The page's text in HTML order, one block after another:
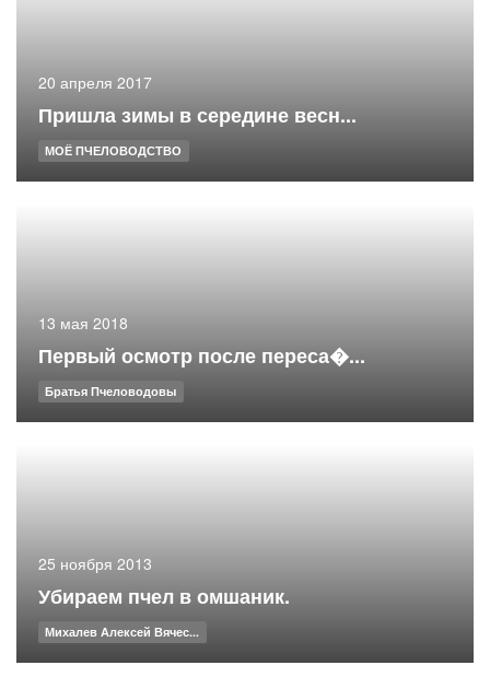
20 апреля 2017
Пришла зимы в середине весн...
МОЁ ПЧЕЛОВОДСТВО
13 мая 2018
Первый осмотр после переса�...
Братья Пчеловодовы
25 ноября 2013
Убираем пчел в омшаник.
Михалев Алексей Вячес...